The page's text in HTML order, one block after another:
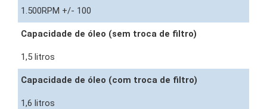
1.500RPM +/- 100
Capacidade de óleo (sem troca de filtro)
1,5 litros
Capacidade de óleo (com troca de filtro)
1,6 litros